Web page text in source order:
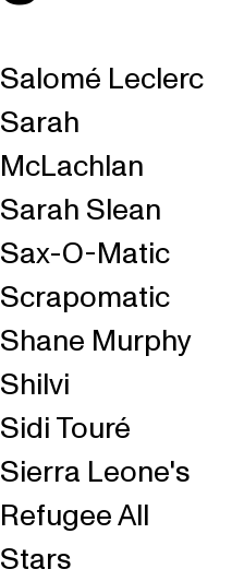
Salomé Leclerc
Sarah
McLachlan
Sarah Slean
Sax-O-Matic
Scrapomatic
Shane Murphy
Shilvi
Sidi Touré
Sierra Leone's
Refugee All
Stars